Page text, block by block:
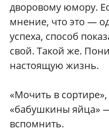
дворовому юмору.
мнение, что это —
успеха, способ
свой. Такой же.
настоящую жизнь.
«Мочить в
«бабушкины яйца»
вспомнить.